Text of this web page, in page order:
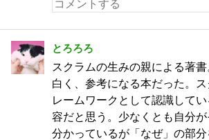
とろろろ
スクラムの生みの親による著
白く、参考になる本だった。
レームワークとして認識して
容だと思う。少なくとも自分
分かっているが「なぜ」の部